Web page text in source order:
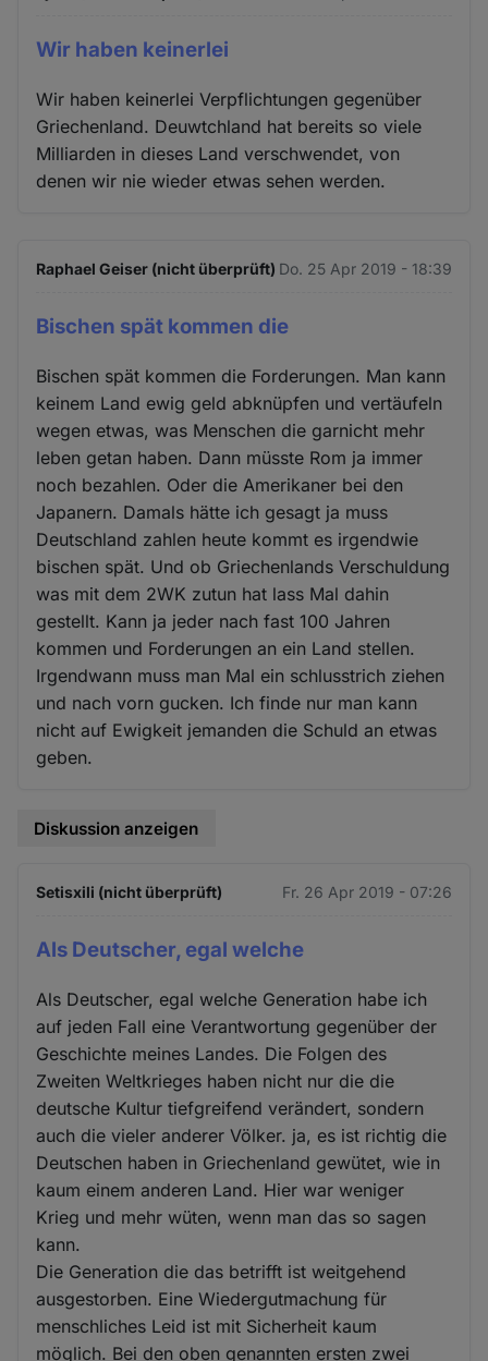
Wir haben keinerlei
Wir haben keinerlei Verpflichtungen gegenüber
Griechenland. Deuwtchland hat bereits so viele
Milliarden in dieses Land verschwendet, von
denen wir nie wieder etwas sehen werden.
Raphael Geiser (nicht überprüft) Do. 25 Apr 2019 - 18:39
Bischen spät kommen die
Bischen spät kommen die Forderungen. Man kann
keinem Land ewig geld abknüpfen und vertäufeln
wegen etwas, was Menschen die garnicht mehr
leben getan haben. Dann müsste Rom ja immer
noch bezahlen. Oder die Amerikaner bei den
Japanern. Damals hätte ich gesagt ja muss
Deutschland zahlen heute kommt es irgendwie
bischen spät. Und ob Griechenlands Verschuldung
was mit dem 2WK zutun hat lass Mal dahin
gestellt. Kann ja jeder nach fast 100 Jahren
kommen und Forderungen an ein Land stellen.
Irgendwann muss man Mal ein schlusstrich ziehen
und nach vorn gucken. Ich finde nur man kann
nicht auf Ewigkeit jemanden die Schuld an etwas
geben.
Diskussion anzeigen
Setisxili (nicht überprüft) Fr. 26 Apr 2019 - 07:26
Als Deutscher, egal welche
Als Deutscher, egal welche Generation habe ich
auf jeden Fall eine Verantwortung gegenüber der
Geschichte meines Landes. Die Folgen des
Zweiten Weltkrieges haben nicht nur die die
deutsche Kultur tiefgreifend verändert, sondern
auch die vieler anderer Völker. ja, es ist richtig die
Deutschen haben in Griechenland gewütet, wie in
kaum einem anderen Land. Hier war weniger
Krieg und mehr wüten, wenn man das so sagen
kann.
Die Generation die das betrifft ist weitgehend
ausgestorben. Eine Wiedergutmachung für
menschliches Leid ist mit Sicherheit kaum
möglich. Bei den oben genannten ersten zwei